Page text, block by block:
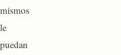
mismos
le
puedan